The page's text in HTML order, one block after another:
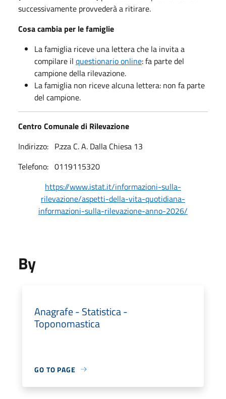
successivamente provvederà a ritirare.
Cosa cambia per le famiglie
La famiglia riceve una lettera che la invita a
compilare il questionario online: fa parte del
campione della rilevazione.
La famiglia non riceve alcuna lettera: non fa parte
del campione.
Centro Comunale di Rilevazione
Indirizzo: P.zza C. A. Dalla Chiesa 13
Telefono: 0119115320
https://www.istat.it/informazioni-sulla-
rilevazione/aspetti-della-vita-quotidiana-
informazioni-sulla-rilevazione-anno-2026/
By
Anagrafe - Statistica -
Toponomastica
GO TO PAGE